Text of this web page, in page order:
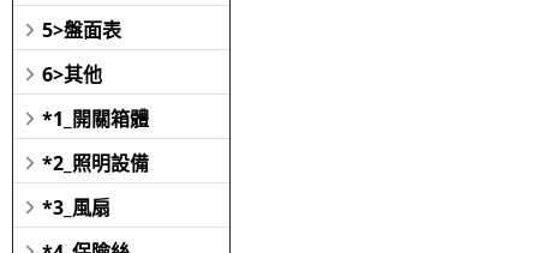
5>盤面表
6>其他
*1_開關箱體
*2_照明設備
*3_風扇